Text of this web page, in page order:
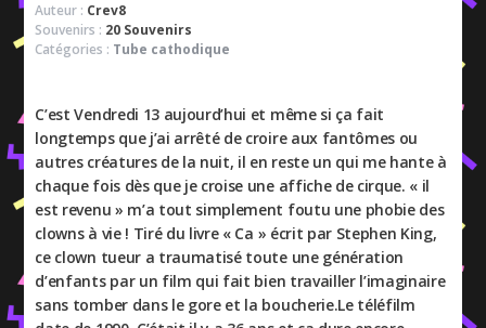
Auteur : Crev8
Souvenirs : 20 Souvenirs
Catégories : Tube cathodique
C’est Vendredi 13 aujourd’hui et même si ça fait
longtemps que j’ai arrêté de croire aux fantômes ou
autres créatures de la nuit, il en reste un qui me hante à
chaque fois dès que je croise une affiche de cirque. « il
est revenu » m’a tout simplement foutu une phobie des
clowns à vie ! Tiré du livre « Ca » écrit par Stephen King,
ce clown tueur a traumatisé toute une génération
d’enfants par un film qui fait bien travailler l’imaginaire
sans tomber dans le gore et la boucherie.Le téléfilm